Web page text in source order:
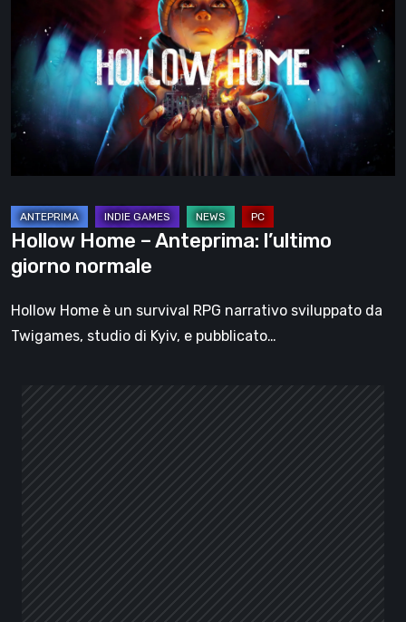
Anteprima:
l’ultimo
giorno
normale
Hollow Home – Anteprima: l’ultimo
giorno normale
Hollow Home è un survival RPG narrativo sviluppato da
Twigames, studio di Kyiv, e pubblicato…